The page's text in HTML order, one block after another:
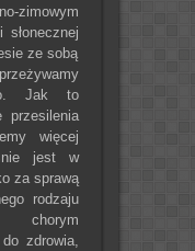
zimowym
słonecznej
ze sobą
Jak to
przesilenia
więcej
jest w
za sprawą
rodzaju
chorym
zdrowia,